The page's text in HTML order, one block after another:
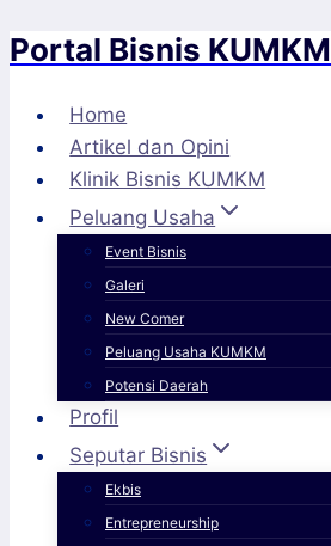
Skip
content
Portal Bisnis KUMKM
Home
Artikel dan Opini
Klinik Bisnis KUMKM
Peluang Usaha
Event Bisnis
Galeri
New Comer
Peluang Usaha KUMKM
Potensi Daerah
Profil
Seputar Bisnis
Ekbis
Entrepreneurship